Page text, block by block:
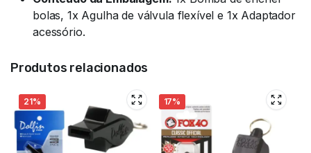
bolas, 1x Agulha de válvula flexível e 1x Adaptador
acessório.
Produtos relacionados
21% 17%